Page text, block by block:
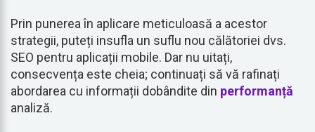
Prin punerea în aplicare meticuloasă a acestor
strategii, puteți insufla un suflu nou călătoriei dvs.
SEO pentru aplicații mobile. Dar nu uitați,
consecvența este cheia; continuați să vă rafinați
abordarea cu informații dobândite din performanță
analiză.